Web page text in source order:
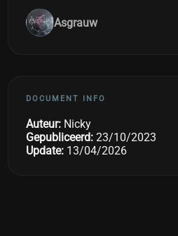
Asgrauw
DOCUMENT INFO
Auteur: Nicky
Gepubliceerd: 23/10/2023
Update: 13/04/2026